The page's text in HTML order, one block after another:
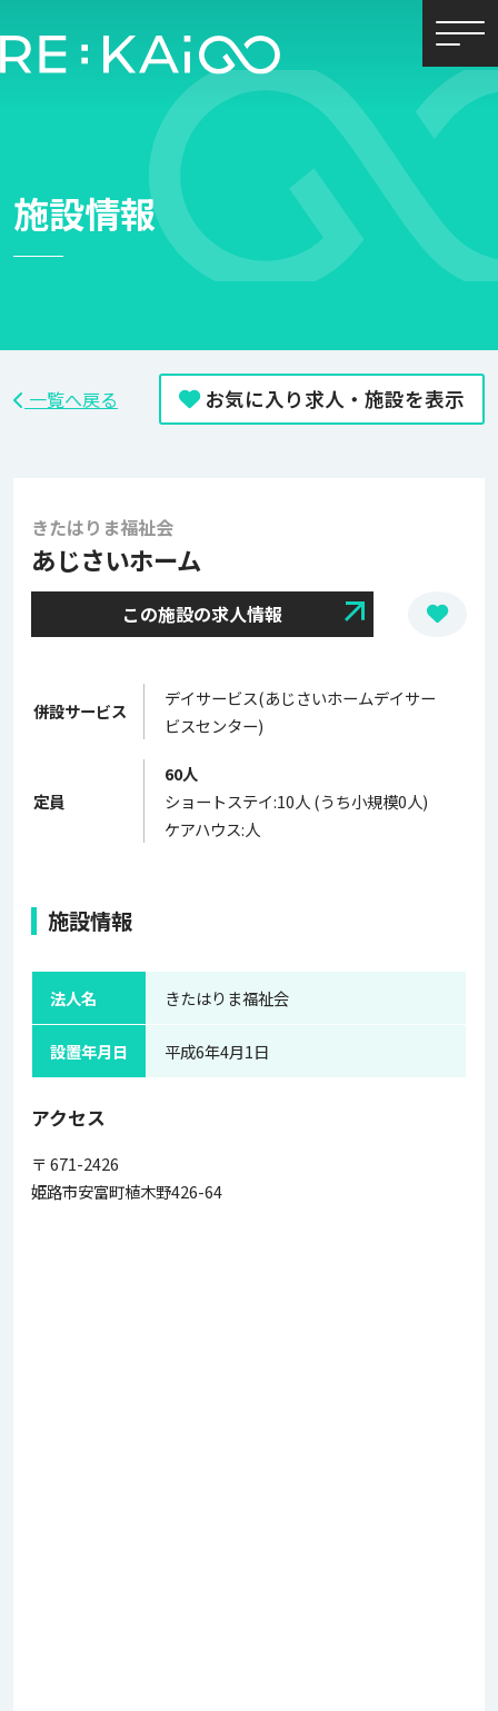
to
content
施設情報
一覧へ戻る お気に入り求人・施設を表示
きたはりま福祉会
あじさいホーム
この施設の求人情報
併設サービス
デイサービス(あじさいホームデイサー
ビスセンター)
定員
60人
ショートステイ:10人 (うち小規模0人)
ケアハウス:人
施設情報
法人名 きたはりま福祉会
設置年月日 平成6年4月1日
アクセス
〒 671-2426
姫路市安富町植木野426-64